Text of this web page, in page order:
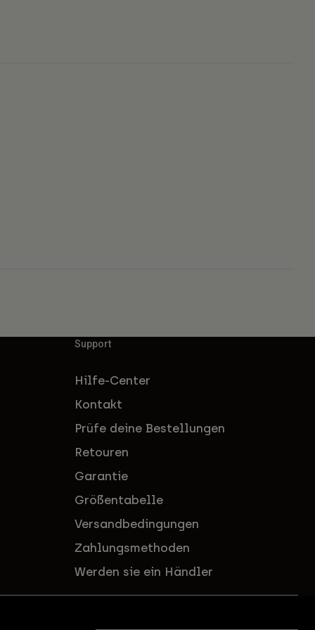
Support
Hilfe-Center
Kontakt
Prüfe deine Bestellungen
Retouren
Garantie
Größentabelle
Versandbedingungen
Zahlungsmethoden
Werden sie ein Händler